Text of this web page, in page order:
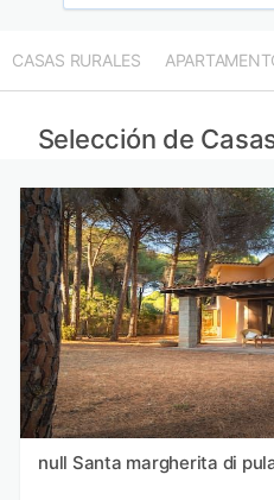
CASAS RURALES
Selección de
null Santa margherita di